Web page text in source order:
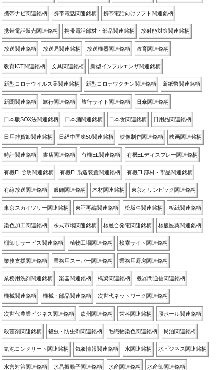
携帯ナビ関連銘柄 携帯電話関連銘柄 携帯電話向けソフト関連銘柄
携帯電話販売関連銘柄 携帯電話部材・部品関連銘柄 放射能対策関連銘柄
放送関連銘柄 放送局関連銘柄 放送機器関連銘柄 教育関連銘柄
教育ICT関連銘柄 文具関連銘柄 新型インフルエンザ関連銘柄
新型コロナウイルス薬関連銘柄 新型コロナワクチン関連銘柄 新紙幣関連銘柄
新聞関連銘柄 旅行関連銘柄 旅行サイト関連銘柄 日傘関連銘柄
日本版SOX法関連銘柄 日本酒関連銘柄 日本食関連銘柄 日用品関連銘柄
日用雑貨卸関連銘柄 日経中国株50関連銘柄 映像制作関連銘柄 映画関連銘柄
時計関連銘柄 書店関連銘柄 有機EL関連銘柄 有機ELディスプレー関連銘柄
有機EL照明関連銘柄 有機EL製造装置関連銘柄 有機EL部材・部品関連銘柄
有線放送関連銘柄 服飾関連銘柄 木材関連銘柄 東京オリンピック関連銘柄
東京スカイツリー関連銘柄 東証再編関連銘柄 松坂牛関連銘柄 板紙関連銘柄
染色加工関連銘柄 株式市場関連銘柄 核融合発電関連銘柄 核酸医薬関連銘柄
棚卸しサービス関連銘柄 植物工場関連銘柄 検索サイト関連銘柄
業務支援関連銘柄 業務用スーパー関連銘柄 業務用厨房関連銘柄
業務用洗剤関連銘柄 楽器関連銘柄 橋梁関連銘柄 機器間通信関連銘柄
機械関連銘柄 機械・部品関連銘柄 次世代ネットワーク関連銘柄
次世代農業ビジネス関連銘柄 欧州関連銘柄 歯科関連銘柄 段ボール関連銘柄
殺菌剤関連銘柄 殺虫・防虫剤関連銘柄 毛織物染色関連銘柄 民泊関連銘柄
気泡コンクリート関連銘柄 気象情報関連銘柄 水関連銘柄 水ビジネス関連銘柄
水害対策関連銘柄 水晶振動子関連銘柄 水産関連銘柄 水産卸関連銘柄